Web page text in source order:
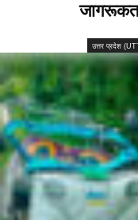
उत्तर प्रदेश